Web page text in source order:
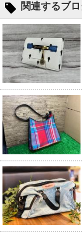
関連するブ